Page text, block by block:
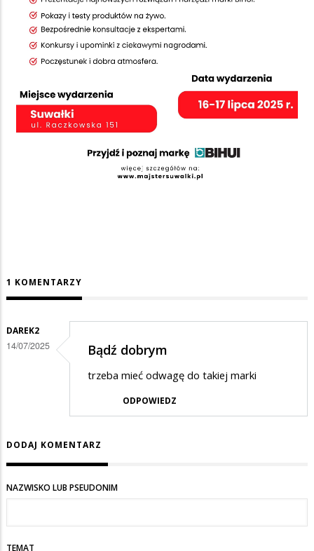
1 KOMENTARZY
DAREK2
14/07/2025 Bądź dobrym
trzeba mieć odwagę do takiej marki
ODPOWIEDZ
DODAJ KOMENTARZ
NAZWISKO LUB PSEUDONIM
TEMAT